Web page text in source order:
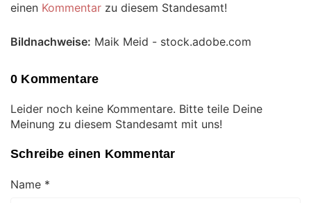
einen Kommentar zu diesem Standesamt!
Bildnachweise: Maik Meid - stock.adobe.com
0 Kommentare
Leider noch keine Kommentare. Bitte teile Deine
Meinung zu diesem Standesamt mit uns!
Schreibe einen Kommentar
Name *